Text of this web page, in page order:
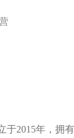
于2015年，拥